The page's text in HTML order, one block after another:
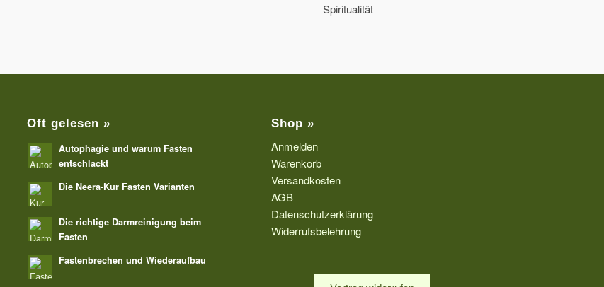
Spiritualität
Oft gelesen »
Autophagie und warum Fasten
entschlackt
Die Neera-Kur Fasten Varianten
Die richtige Darmreinigung beim
Fasten
Fastenbrechen und Wiederaufbau
Shop »
Anmelden
Warenkorb
Versandkosten
AGB
Datenschutzerklärung
Widerrufsbelehrung